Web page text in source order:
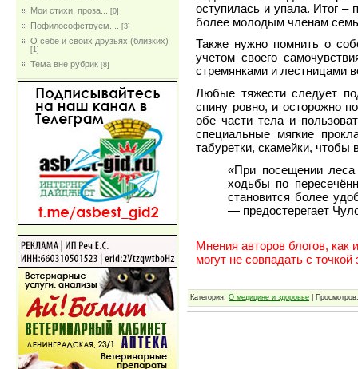
Мои стихи, проза... [0]
Пофилософствуем.... [3]
О себе и своих друзьях (близких)
[1]
Тема вне рубрик [8]
оступилась и упала. Итог –
более молодым членам
Также нужно помнить о
учетом своего
стремянками и лестницами
Любые тяжести следует
спину ровно, и осторожно
обе части тела и
специальные мягкие
табуретки, скамейки, чтобы
«При посещении
ходьбы по
становится более
— предостерегает
Мнения авторов блогов, как
могут не совпадать с
Категория: О медицине и здоровье |